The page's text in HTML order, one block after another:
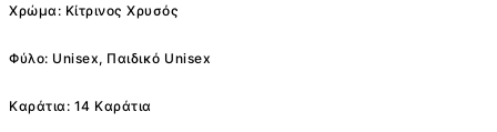
Χρώμα: Κίτρινος Χρυσός
Φύλο: Unisex, Παιδικό Unisex
Καράτια: 14 Καράτια